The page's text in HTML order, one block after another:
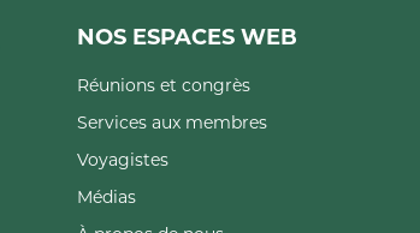
NOS ESPACES WEB
Réunions et congrès
Services aux membres
Voyagistes
Médias